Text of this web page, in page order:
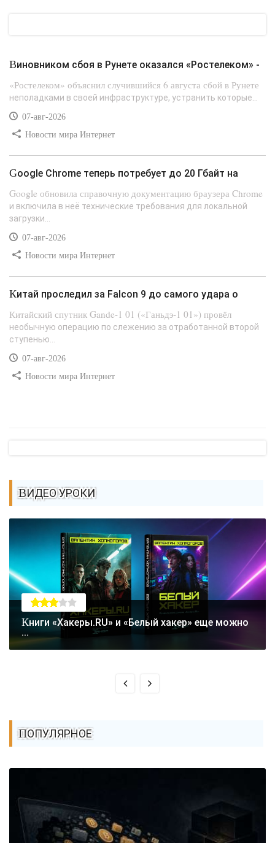
Виновником сбоя в Рунете оказался «Ростелеком» -
«Ростелеком» объяснил случившийся 6 августа сбой в Рунете
неполадками в своей инфраструктуре, устранить которые...
07-авг-2026
Новости мира Интернет
Google Chrome теперь потребует до 20 Гбайт на
Google обновила справочную документацию браузера Chrome
и включила в неё технические требования для локальной
загрузки...
07-авг-2026
Новости мира Интернет
Китай проследил за Falcon 9 до самого удара о
Китайский спутник Gande-1 01 («Ганьдэ-1 01») провёл
необычную операцию по слежению за отработанной второй
ступенью...
07-авг-2026
Новости мира Интернет
ВИДЕО УРОКИ
Книги «Хакеры.RU» и «Белый хакер» еще можно
...
ПОПУЛЯРНОЕ